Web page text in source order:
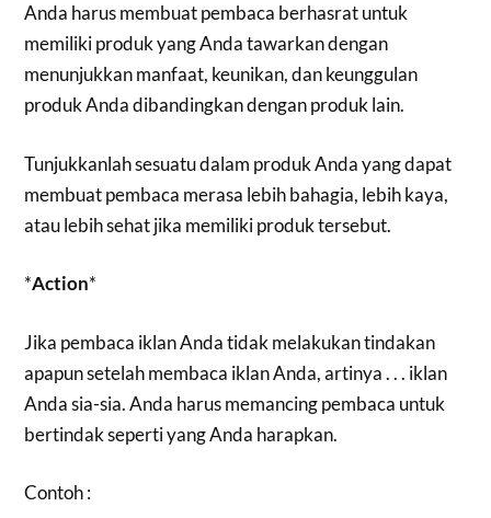
Anda harus membuat pembaca berhasrat untuk
memiliki produk yang Anda tawarkan dengan
menunjukkan manfaat, keunikan, dan keunggulan
produk Anda dibandingkan dengan produk lain.
Tunjukkanlah sesuatu dalam produk Anda yang dapat
membuat pembaca merasa lebih bahagia, lebih kaya,
atau lebih sehat jika memiliki produk tersebut.
*Action*
Jika pembaca iklan Anda tidak melakukan tindakan
apapun setelah membaca iklan Anda, artinya . . . iklan
Anda sia-sia. Anda harus memancing pembaca untuk
bertindak seperti yang Anda harapkan.
Contoh :